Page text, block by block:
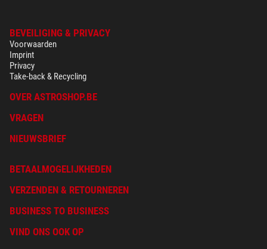
BEVEILIGING & PRIVACY
Voorwaarden
Imprint
Privacy
Take-back & Recycling
OVER ASTROSHOP.BE
VRAGEN
NIEUWSBRIEF
BETAALMOGELIJKHEDEN
VERZENDEN & RETOURNEREN
BUSINESS TO BUSINESS
VIND ONS OOK OP